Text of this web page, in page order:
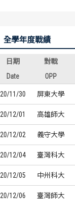
全學年度戰績
日期 對戰
Date
OPP
20/11/30 屏東大學
20/12/01 高雄師大
20/12/02 義守大學
20/12/04 臺灣科大
20/12/05 中州科大
20/12/06 臺灣師大